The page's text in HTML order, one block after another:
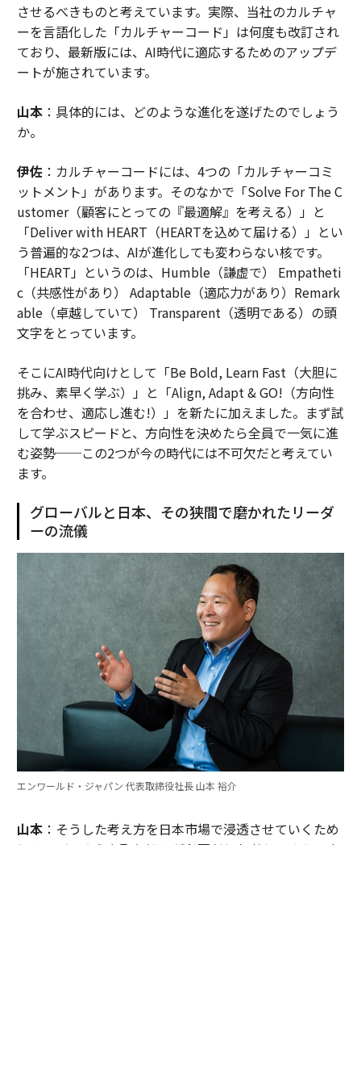
させるべきものと考えています。実際、当社のカルチャ
ーを言語化した「カルチャーコード」は何度も改訂され
ており、最新版には、AI時代に適応するためのアップデ
ートが施されています。
山本：具体的には、どのような進化を遂げたのでしょう
か。
伊佐：カルチャーコードには、4つの「カルチャーコミ
ットメント」があります。そのなかで「Solve For The C
ustomer（顧客にとっての『最適解』を考える）」と
「Deliver with HEART（HEARTを込めて届ける）」とい
う普遍的な2つは、AIが進化しても変わらない核です。
「HEART」というのは、Humble（謙虚で） Empatheti
c（共感性があり） Adaptable（適応力があり）Remark
able（卓越していて） Transparent（透明である）の頭
文字をとっています。
そこにAI時代向けとして「Be Bold, Learn Fast（大胆に
挑み、素早く学ぶ）」と「Align, Adapt & GO!（方向性
を合わせ、適応し進む!）」を新たに加えました。まず試
して学ぶスピードと、方向性を決めたら全員で一気に進
む姿勢──この2つが今の時代には不可欠だと考えてい
ます。
グローバルと日本、その狭間で磨かれたリーダ
ーの流儀
エンワールド・ジャパン 代表取締役社長 山本 裕介
山本：そうした考え方を日本市場で浸透させていくため
には、どのような取り組みが必要だとお考えですか。ま